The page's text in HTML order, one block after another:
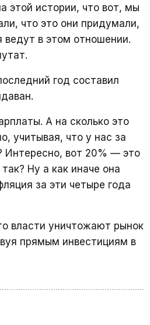
этой истории, что вот, мы
что это они придумали,
ведут в этом отношении.
год составил
А на сколько это
учитывая, что у нас за
Интересно, вот 20% — это
Ну а как иначе она
за эти четыре года
власти уничтожают рынок
прямым инвестициям в